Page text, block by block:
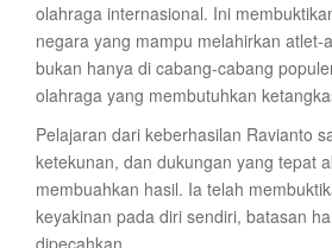
olahraga internasional. Ini
negara yang mampu melahirkan atlet-
bukan hanya di cabang-cabang
olahraga yang membutuhkan
Pelajaran dari keberhasilan Ravianto
ketekunan, dan dukungan yang tepat
membuahkan hasil. Ia telah
keyakinan pada diri sendiri, batasan
dipecahkan.